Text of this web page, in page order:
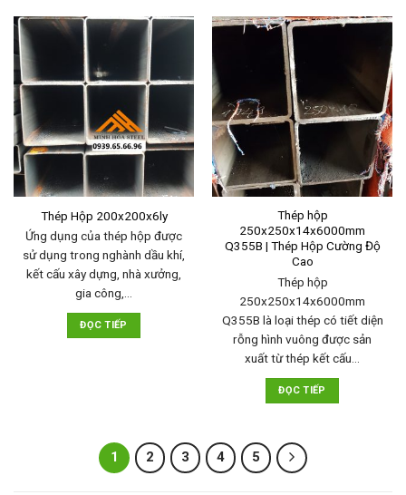
Thép Hộp 200x200x6ly
Ứng dụng của thép hộp được
sử dụng trong nghành dầu khí,
kết cấu xây dựng, nhà xưởng,
gia công,…
ĐỌC TIẾP
Thép hộp
250x250x14x6000mm
Q355B | Thép Hộp Cường Độ
Cao
Thép hộp
250x250x14x6000mm
Q355B là loại thép có tiết diện
rỗng hình vuông được sản
xuất từ thép kết cấu…
ĐỌC TIẾP
1 2 3 4 5